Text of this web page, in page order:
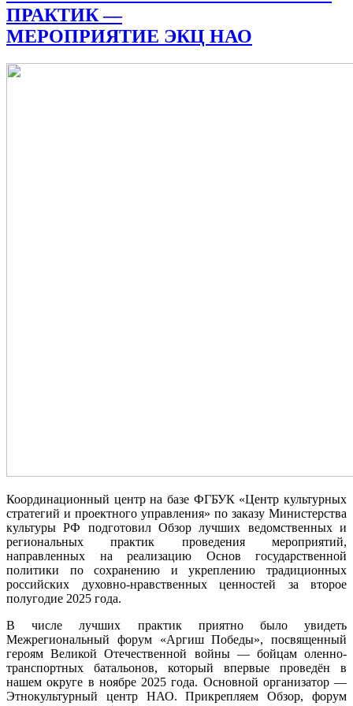
ПРАКТИК —
МЕРОПРИЯТИЕ ЭКЦ НАО
Координационный центр на базе ФГБУК «Центр культурных
стратегий и проектного управления» по заказу Министерства
культуры РФ подготовил Обзор лучших ведомственных и
региональных практик проведения мероприятий,
направленных на реализацию Основ государственной
политики по сохранению и укреплению традиционных
российских духовно-нравственных ценностей за второе
полугодие 2025 года.
В числе лучших практик приятно было увидеть
Межрегиональный форум «Аргиш Победы», посвященный
героям Великой Отечественной войны — бойцам оленно-
транспортных батальонов, который впервые проведён в
нашем округе в ноябре 2025 года. Основной организатор —
Этнокультурный центр НАО. Прикрепляем Обзор, форум